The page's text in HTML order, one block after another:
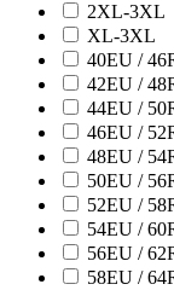
2XL-3XL
XL-3XL
40EU /
42EU /
44EU /
46EU /
48EU /
50EU /
52EU /
54EU /
56EU /
58EU /